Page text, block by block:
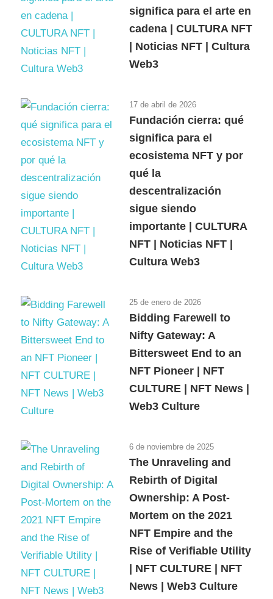
significa para el arte en
cadena | CULTURA NFT
| Noticias NFT | Cultura
Web3
17 de abril de 2026
Fundación cierra: qué
significa para el
ecosistema NFT y por
qué la
descentralización
sigue siendo
importante | CULTURA
NFT | Noticias NFT |
Cultura Web3
25 de enero de 2026
Bidding Farewell to
Nifty Gateway: A
Bittersweet End to an
NFT Pioneer | NFT
CULTURE | NFT News |
Web3 Culture
6 de noviembre de 2025
The Unraveling and
Rebirth of Digital
Ownership: A Post-
Mortem on the 2021
NFT Empire and the
Rise of Verifiable Utility
| NFT CULTURE | NFT
News | Web3 Culture